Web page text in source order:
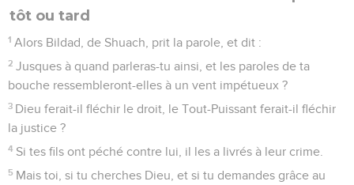
tôt ou tard
1 Alors Bildad, de Shuach, prit la parole, et dit :
2 Jusques à quand parleras-tu ainsi, et les paroles de ta
bouche ressembleront-elles à un vent impétueux ?
3 Dieu ferait-il fléchir le droit, le Tout-Puissant ferait-il fléchir
la justice ?
4 Si tes fils ont péché contre lui, il les a livrés à leur crime.
5 Mais toi, si tu cherches Dieu, et si tu demandes grâce au